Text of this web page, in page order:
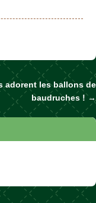
adorent les ballons de
baudruches !→